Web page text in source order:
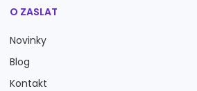
O ZASLAT
Novinky
Blog
Kontakt